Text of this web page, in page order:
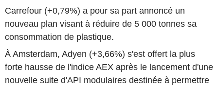
Carrefour (+0,79%) a pour sa part annoncé un
nouveau plan visant à réduire de 5 000 tonnes sa
consommation de plastique.
À Amsterdam, Adyen (+3,66%) s'est offert la plus
forte hausse de l'indice AEX après le lancement d'une
nouvelle suite d'API modulaires destinée à permettre